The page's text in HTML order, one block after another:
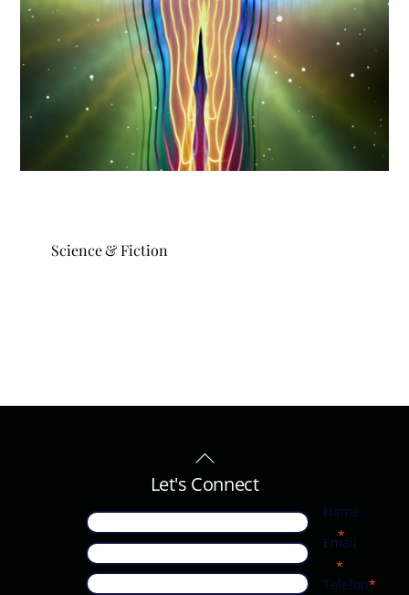
Science & Fiction
Back
To
Let's Connect
Name
*
Email
*
Telefon*